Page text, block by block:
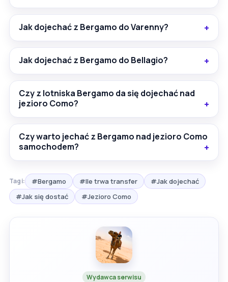
Jak dojechać z Bergamo do Varenny?
Jak dojechać z Bergamo do Bellagio?
Czy z lotniska Bergamo da się dojechać nad
jezioro Como?
Czy warto jechać z Bergamo nad jezioro Como
samochodem?
Tagi: #Bergamo #Ile trwa transfer
#Jak dojechać
#Jak się dostać
#Jezioro Como
Wydawca serwisu